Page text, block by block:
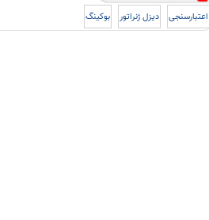
اعتبارسنجی دیزل ژنراتور بوکینگ